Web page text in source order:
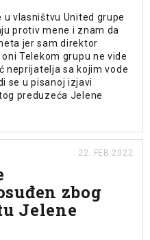
vlasništvu United grupe
protiv mene i znam da
jer sam direktor
Telekom grupu ne vide
neprijatelja sa kojim vode
se u pisanoj izjavi
preduzeća Jelene
22. FEB 2022.
zbog
Jelene